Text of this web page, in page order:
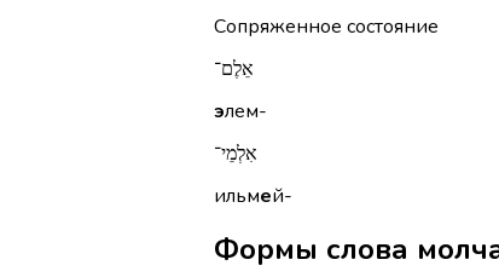
Сопряженное состояние
אֵלֶם־
элем-
אִלְמֵי־
ильмей-